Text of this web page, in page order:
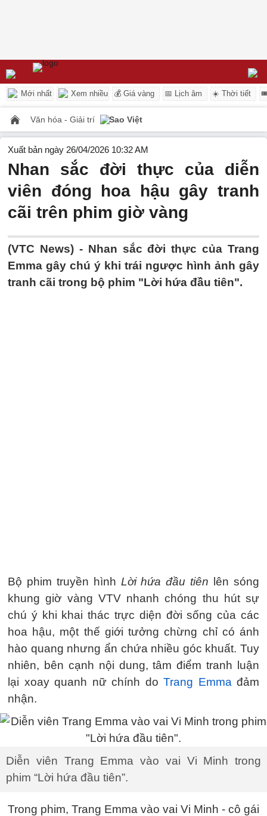
Mới nhất Xem nhiều 💰 Giá vàng 📅 Lịch âm ☀️ Thời tiết
Văn hóa - Giải trí Sao Việt
Xuất bản ngày 26/04/2026 10:32 AM
Nhan sắc đời thực của diễn
viên đóng hoa hậu gây tranh
cãi trên phim giờ vàng
(VTC News) - Nhan sắc đời thực của Trang
Emma gây chú ý khi trái ngược hình ảnh gây
tranh cãi trong bộ phim "Lời hứa đầu tiên".
Bộ phim truyền hình Lời hứa đầu tiên lên sóng
khung giờ vàng VTV nhanh chóng thu hút sự
chú ý khi khai thác trực diện đời sống của các
hoa hậu, một thế giới tưởng chừng chỉ có ánh
hào quang nhưng ẩn chứa nhiều góc khuất. Tuy
nhiên, bên cạnh nội dung, tâm điểm tranh luận
lại xoay quanh nữ chính do Trang Emma đảm
nhận.
Diễn viên Trang Emma vào vai Vi Minh trong
phim “Lời hứa đầu tiên”.
Trong phim, Trang Emma vào vai Vi Minh - cô gái